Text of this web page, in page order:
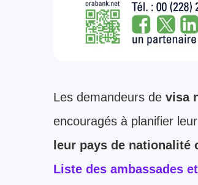
Les demandeurs de visa
encouragés à planifier
leur pays de nationalité
Liste des ambassades